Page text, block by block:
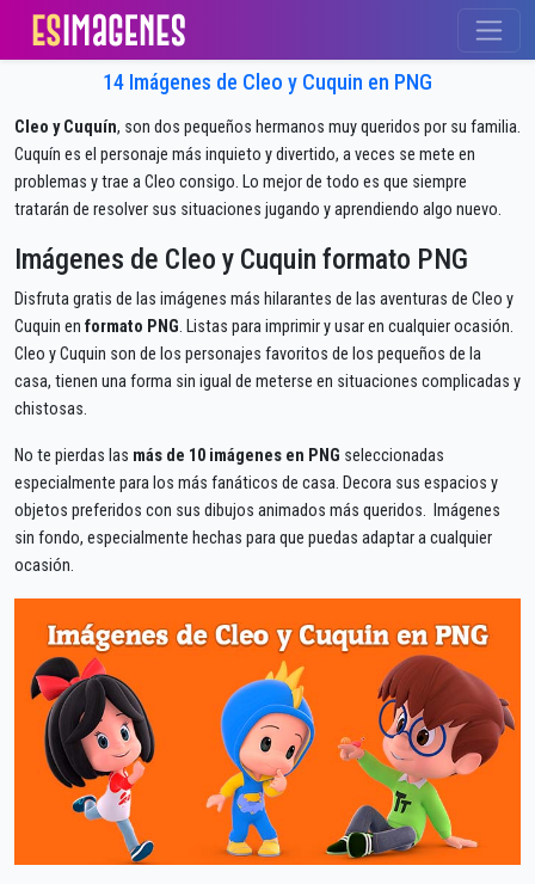
14 Imágenes de Cleo y Cuquin en PNG
Cleo y Cuquín, son dos pequeños hermanos muy queridos por su familia.
Cuquín es el personaje más inquieto y divertido, a veces se mete en
problemas y trae a Cleo consigo. Lo mejor de todo es que siempre
tratarán de resolver sus situaciones jugando y aprendiendo algo nuevo.
Imágenes de Cleo y Cuquin formato PNG
Disfruta gratis de las imágenes más hilarantes de las aventuras de Cleo y
Cuquin en formato PNG. Listas para imprimir y usar en cualquier ocasión.
Cleo y Cuquin son de los personajes favoritos de los pequeños de la
casa, tienen una forma sin igual de meterse en situaciones complicadas y
chistosas.
No te pierdas las más de 10 imágenes en PNG seleccionadas
especialmente para los más fanáticos de casa. Decora sus espacios y
objetos preferidos con sus dibujos animados más queridos. Imágenes
sin fondo, especialmente hechas para que puedas adaptar a cualquier
ocasión.